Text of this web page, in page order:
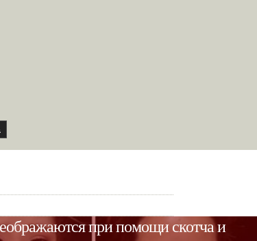
при помощи скотча и